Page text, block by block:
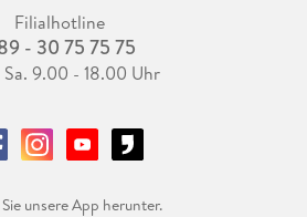
Filialhotline
- 30 75 75 75
9.00 - 18.00 Uhr
unsere App herunter.